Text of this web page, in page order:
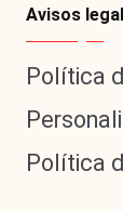
Avisos
Política
Política